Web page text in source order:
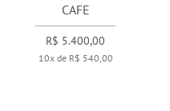
CAFE
R$ 5.400,00
10x de R$ 540,00